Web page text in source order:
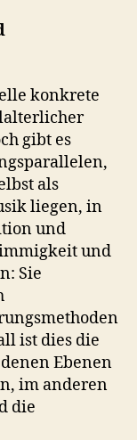
konkrete
gibt es
als
liegen, in
und
und
Sie
ist dies die
Ebenen
im anderen
die